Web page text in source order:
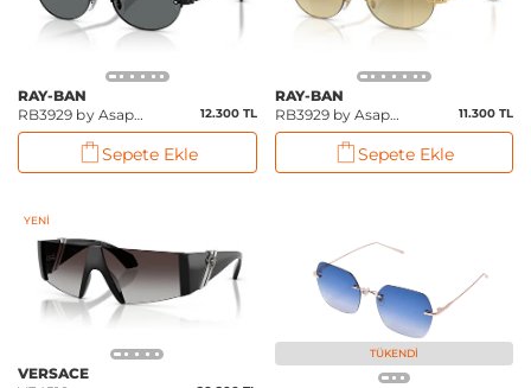
RAY-BAN
RB3929 by Asap
Rocky
12.300 TL
Sepete Ekle
RAY-BAN
RB3929 by Asap
Rocky
11.300 TL
Sepete Ekle
YENI
VERSACE
TÜKENDI